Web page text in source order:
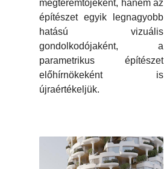
megteremtőjeként, hanem az
építészet egyik legnagyobb
hatású vizuális
gondolkodójaként, a
parametrikus építészet
előhírnökeként is
újraértékeljük.